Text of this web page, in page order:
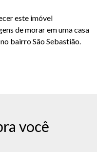
este imóvel
de morar em uma casa
bairro São Sebastião.
você